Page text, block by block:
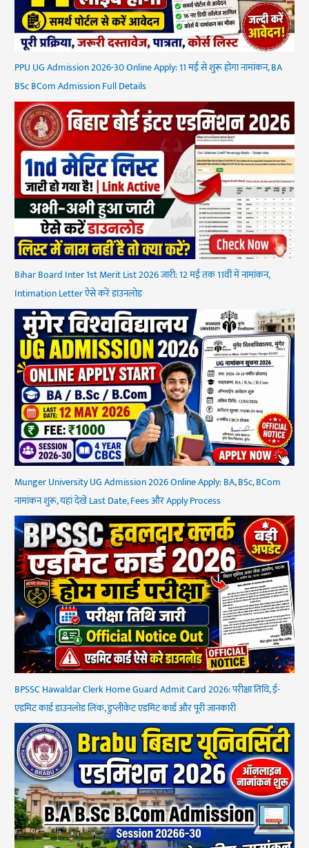
PPU UG Admission 2026-30 Online Apply: 11 मई से शुरू होगा नामांकन, BA
BSc BCom Admission Full Details
Bihar Board Inter 1st Merit List 2026 जारी: 12 मई तक 11वीं में नामांकन,
Intimation Letter ऐसे करें डाउनलोड
Munger University UG Admission 2026 Online Apply: BA, BSc, BCom
नामांकन शुरू, यहां देखें Last Date, Fees और Apply Process
BPSSC Hawaldar Clerk Home Guard Admit Card 2026: परीक्षा तिथि, ई-
एडमिट कार्ड डाउनलोड लिंक, डुप्लीकेट एडमिट कार्ड और पूरी जानकारी